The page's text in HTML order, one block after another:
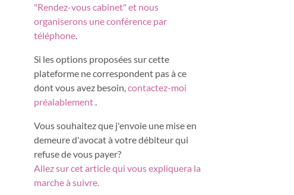
"Rendez-vous cabinet" et nous
organiserons une conférence par
téléphone
Si les options proposées sur cette
plateforme ne correspondent pas à ce
dont vous avez besoin, contactez-moi
préalablement
Vous souhaitez que j'envoie une mise en
demeure d'avocat à votre débiteur qui
refuse de vous payer?
Allez sur cet article qui vous expliquera la
marche à suivre.